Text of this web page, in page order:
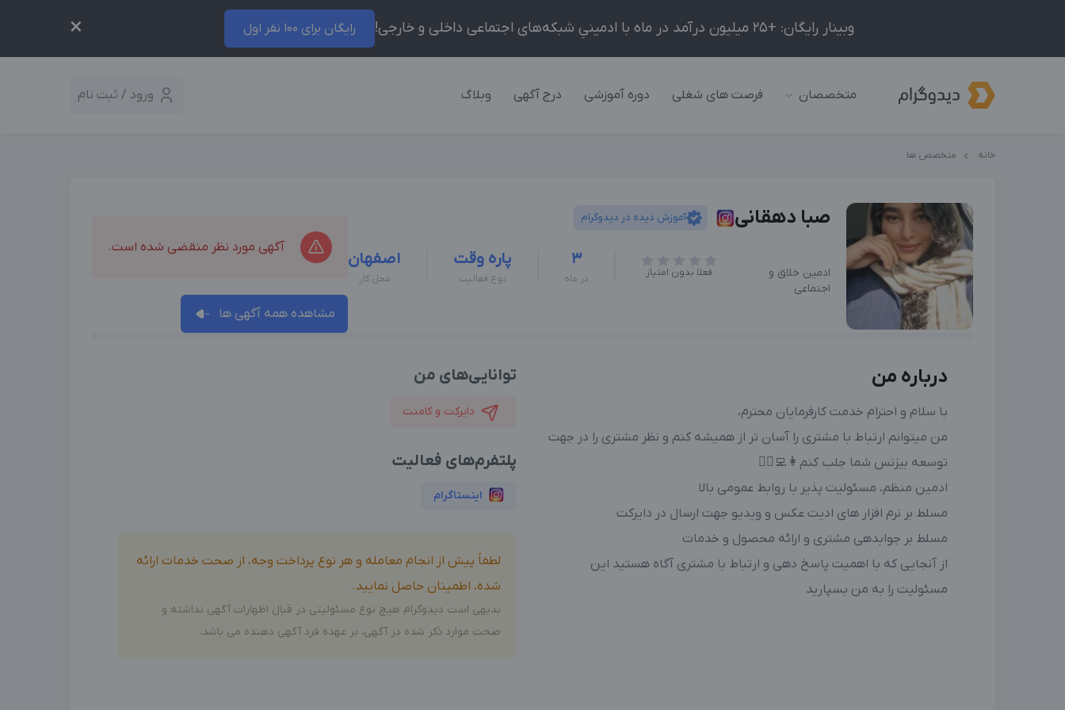
وبینار رایگان: +25 میلیون درآمد در ماه با ادمینیِ شبکه‌های اجتماعی داخلی و خارجی! رایگان برای 100 نفر اول ×
متخصصان فرصت های شغلی دوره آموزشی درج آگهی وبلاگ ورود / ثبت نام
خانه متخصص ها
صبا دهقانی آموزش دیده در دیدوگرام
ادمین خلاق و
اجتماعی
فعلا بدون امتیاز
3
در ماه
پاره وقت
نوع فعالیت
اصفهان
محل کار
آگهی مورد نظر منقضی شده است.
مشاهده همه آگهی ها
درباره من
با سلام و احترام خدمت کارفرمایان محترم،
من میتوانم ارتباط با مشتری را آسان تر از همیشه کنم و نظر مشتری را در جهت
توسعه بیزنس شما جلب کنم👩‍💻🙋‍♀️
ادمین منظم، مسئولیت پذیر با روابط عمومی بالا
مسلط بر نرم افزار های ادیت عکس و ویدیو جهت ارسال در دایرکت
مسلط بر جوابدهی مشتری و ارائه محصول و خدمات
از آنجایی که با اهمیت پاسخ دهی و ارتباط با مشتری آگاه هستید این
مسئولیت را به من بسپارید
توانایی‌های من
دایرکت و کامنت
پلتفرم‌های فعالیت
اینستاگرام
لطفاً پیش از انجام معامله و هر نوع پرداخت وجه، از صحت خدمات ارائه
شده، اطمینان حاصل نمایید.
بدیهی است دیدوگرام هیچ نوع مسئولیتی در قبال اظهارات آگهی نداشته و
صحت موارد ذکر شده در آگهی، بر عهده فرد آگهی دهنده می باشد.